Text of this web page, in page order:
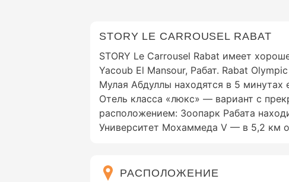
STORY LE CARROUSEL RABAT
STORY Le Carrousel Rabat имеет
Yacoub El Mansour, Рабат. Rabat
Мулая Абдуллы находятся в 5 минутах
Отель класса «люкс» — вариант с
расположением: Зоопарк Рабата
Университет Мохаммеда V — в 5,2 км
РАСПОЛОЖЕНИЕ